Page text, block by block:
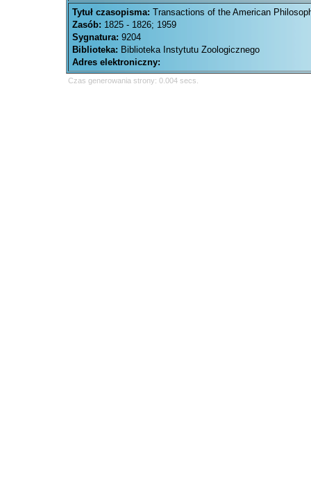
Tytuł czasopisma: Transactions of the American
Zasób: 1825 - 1826; 1959
Sygnatura: 9204
Biblioteka: Biblioteka Instytutu Zoologicznego
Adres elektroniczny:
Czas generowania strony: 0.004 secs.